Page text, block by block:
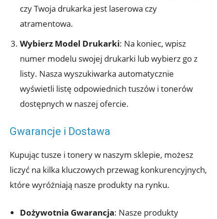
czy Twoja drukarka jest laserowa czy
atramentowa.
Wybierz Model Drukarki: Na koniec, wpisz
numer modelu swojej drukarki lub wybierz go z
listy. Nasza wyszukiwarka automatycznie
wyświetli listę odpowiednich tuszów i tonerów
dostępnych w naszej ofercie.
Gwarancje i Dostawa
Kupując tusze i tonery w naszym sklepie, możesz
liczyć na kilka kluczowych przewag konkurencyjnych,
które wyróżniają nasze produkty na rynku.
Dożywotnia Gwarancja: Nasze produkty